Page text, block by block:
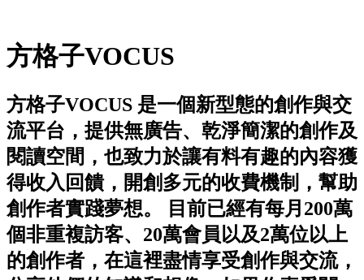
方格子VOCUS
方格子VOCUS 是一個新型態的創作與交
流平台，提供無廣告、乾淨簡潔的創作及
閱讀空間，也致力於讓有料有趣的內容獲
得收入回饋，開創多元的收費機制，幫助
創作者實踐夢想。 目前已經有每月200萬
個非重複訪客、20萬會員以及2萬位以上
的創作者，在這裡盡情享受創作與交流，